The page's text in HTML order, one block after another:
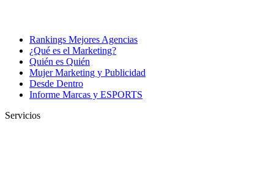
Rankings Mejores Agencias
¿Qué es el Marketing?
Quién es Quién
Mujer Marketing y Publicidad
Desde Dentro
Informe Marcas y ESPORTS
Servicios